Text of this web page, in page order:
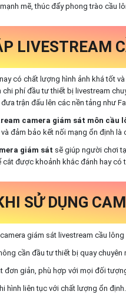
mẽ, thúc đẩy phong trào cầu
LIVESTREAM
có chất lượng hình ảnh khá tốt
phí đầu tư thiết bị livestream
trận đấu lên các nền tảng như
camera giám sát môn cầu
đảm bảo kết nối mạng ổn định là
giám sát sẽ giúp người chơi
cắt được khoảnh khắc đánh hay
SỬ DỤNG
cần đầu tư thiết bị quay chuyên
đơn giản, phù hợp với mọi đối
hình liên tục với chất lượng ổn định.